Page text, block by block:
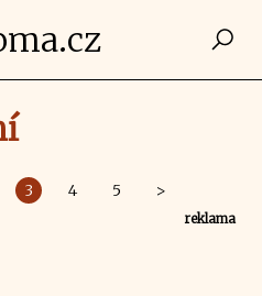
3 4 5 >
reklama